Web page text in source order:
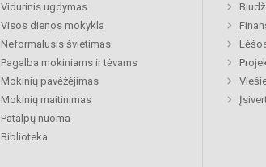
Vidurinis ugdymas
Visos dienos mokykla
Neformalusis švietimas
Pagalba mokiniams ir tėvams
Mokinių pavėžėjimas
Mokinių maitinimas
Patalpų nuoma
Biblioteka